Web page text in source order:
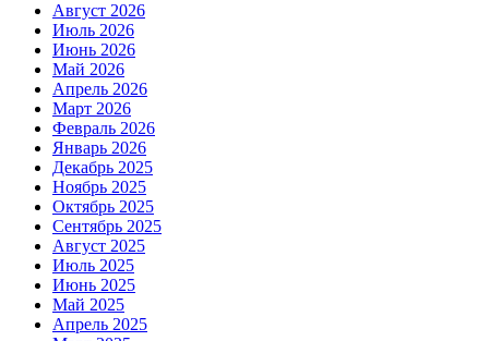
Август 2026
Июль 2026
Июнь 2026
Май 2026
Апрель 2026
Март 2026
Февраль 2026
Январь 2026
Декабрь 2025
Ноябрь 2025
Октябрь 2025
Сентябрь 2025
Август 2025
Июль 2025
Июнь 2025
Май 2025
Апрель 2025